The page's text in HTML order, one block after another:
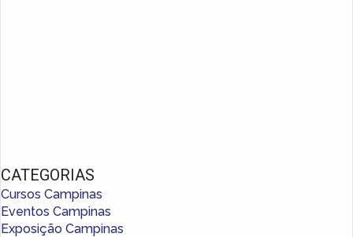
CATEGORIAS
Cursos Campinas
Eventos Campinas
Exposição Campinas